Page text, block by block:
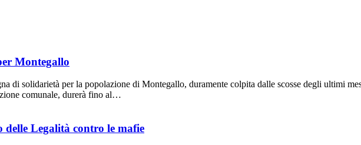
Montegallo
di solidarietà per la popolazione di Montegallo, duramente colpita dalle scosse degli ultimi
comunale, durerà fino al…
Legalità contro le mafie